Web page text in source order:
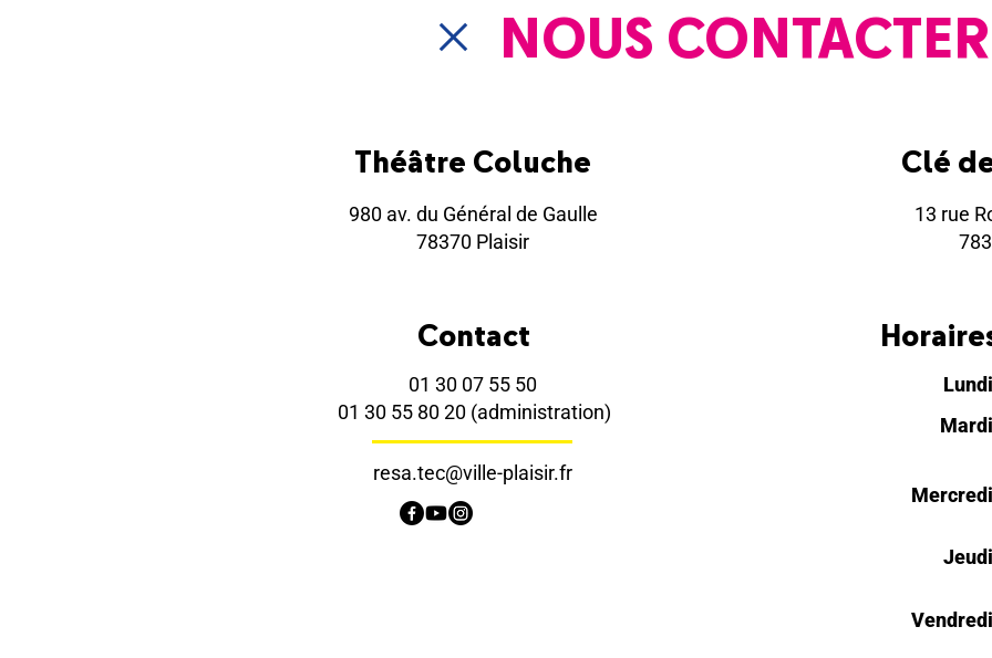
NOUS CONTACTER
Théâtre Coluche
980 av. du Général de Gaulle
78370 Plaisir
Clé
13 rue
Contact
01 30 07 55 50
01 30 55 80 20 (administration)
resa.tec@ville-plaisir.fr
Lundi
Mardi
Mercredi
Jeudi
Vendredi